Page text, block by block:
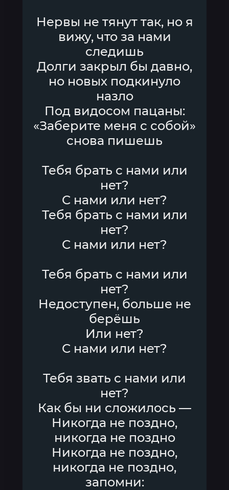
Нервы не тянут так, но я
вижу, что за нами
следишь
Долги закрыл бы давно,
но новых подкинуло
назло
Под видосом пацаны:
«Заберите меня с собой»
снова пишешь
Тебя брать с нами или
нет?
С нами или нет?
Тебя брать с нами или
нет?
С нами или нет?
Тебя брать с нами или
нет?
Недоступен, больше не
берёшь
Или нет?
С нами или нет?
Тебя звать с нами или
нет?
Как бы ни сложилось —
Никогда не поздно,
никогда не поздно
Никогда не поздно,
никогда не поздно,
запомни: